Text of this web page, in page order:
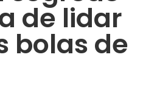
de lidar
bolas de